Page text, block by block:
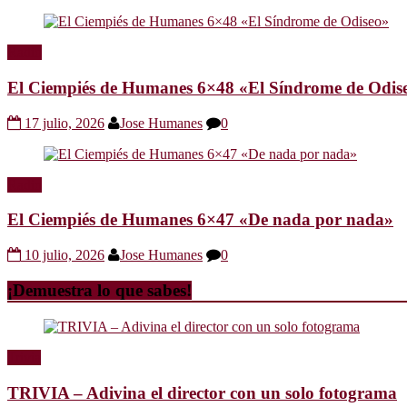
El Ciempiés de Humanes 6×48 «El Síndrome de
17 julio, 2026 Jose Humanes 0
El Ciempiés de Humanes 6×47 «De nada por nada»
10 julio, 2026 Jose Humanes 0
¡Demuestra lo que sabes!
TRIVIA – Adivina el director con un solo fotograma